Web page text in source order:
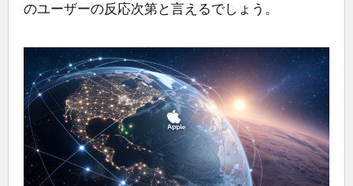
のユーザーの反応次第と言えるでしょう。